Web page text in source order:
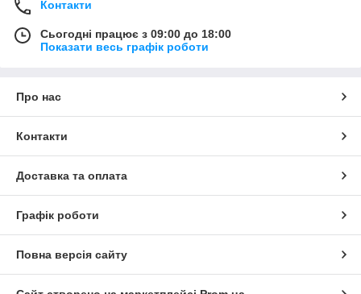
Контакти
Сьогодні працює з 09:00 до 18:00
Показати весь графік роботи
Про нас
Контакти
Доставка та оплата
Графік роботи
Повна версія сайту